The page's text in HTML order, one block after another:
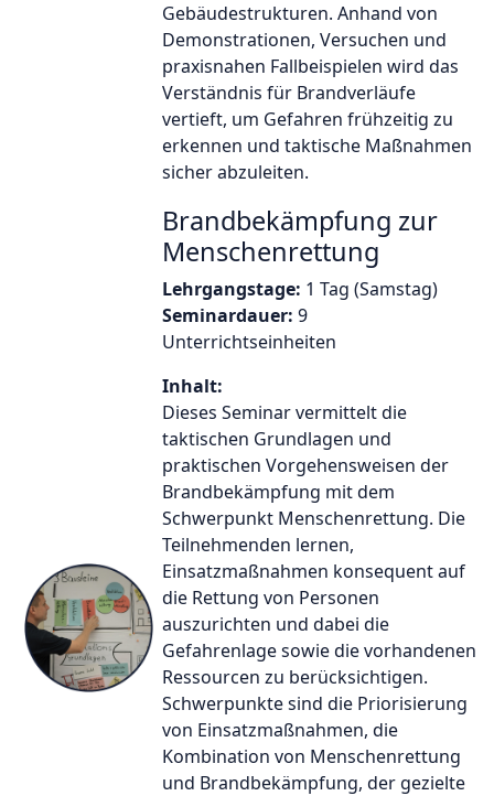
Gebäudestrukturen. Anhand von
Demonstrationen, Versuchen und
praxisnahen Fallbeispielen wird das
Verständnis für Brandverläufe
vertieft, um Gefahren frühzeitig zu
erkennen und taktische Maßnahmen
sicher abzuleiten.
Brandbekämpfung zur
Menschenrettung
Lehrgangstage: 1 Tag (Samstag)
Seminardauer: 9
Unterrichtseinheiten
Inhalt:
Dieses Seminar vermittelt die
taktischen Grundlagen und
praktischen Vorgehensweisen der
Brandbekämpfung mit dem
Schwerpunkt Menschenrettung. Die
Teilnehmenden lernen,
Einsatzmaßnahmen konsequent auf
die Rettung von Personen
auszurichten und dabei die
Gefahrenlage sowie die vorhandenen
Ressourcen zu berücksichtigen.
Schwerpunkte sind die Priorisierung
von Einsatzmaßnahmen, die
Kombination von Menschenrettung
und Brandbekämpfung, der gezielte